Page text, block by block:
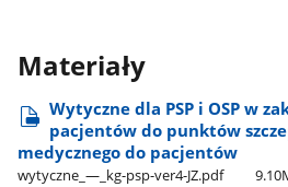
Materiały
Wytyczne dla PSP i OSP w
pacjentów do punktów
medycznego do pacjentów
wytyczne​_—​_kg-psp-ver4-JZ.pdf